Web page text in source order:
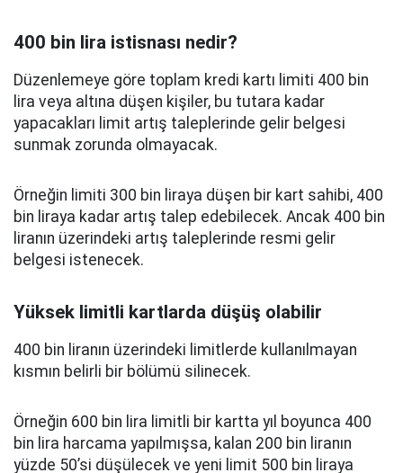
400 bin lira istisnası nedir?
Düzenlemeye göre toplam kredi kartı limiti 400 bin
lira veya altına düşen kişiler, bu tutara kadar
yapacakları limit artış taleplerinde gelir belgesi
sunmak zorunda olmayacak.
Örneğin limiti 300 bin liraya düşen bir kart sahibi, 400
bin liraya kadar artış talep edebilecek. Ancak 400 bin
liranın üzerindeki artış taleplerinde resmi gelir
belgesi istenecek.
Yüksek limitli kartlarda düşüş olabilir
400 bin liranın üzerindeki limitlerde kullanılmayan
kısmın belirli bir bölümü silinecek.
Örneğin 600 bin lira limitli bir kartta yıl boyunca 400
bin lira harcama yapılmışsa, kalan 200 bin liranın
yüzde 50’si düşülecek ve yeni limit 500 bin liraya